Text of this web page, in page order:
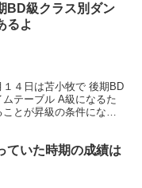
BD級クラス別ダン
るよ
４日は苫小牧で 後期BD
テーブル A級になるた
とが昇級の条件になっ
ていた時期の成績は